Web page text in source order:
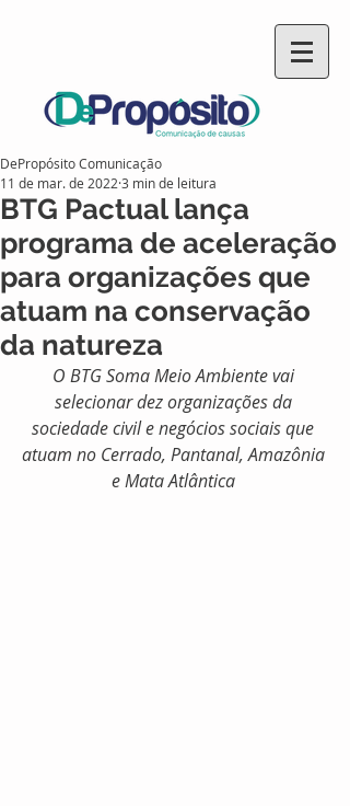
BTG Pactual lança
programa de aceleração
para organizações que
atuam na conservação
da natureza
DePropósito Comunicação
11 de mar. de 2022 3 min de leitura
O BTG Soma Meio Ambiente vai
selecionar dez organizações da
sociedade civil e negócios sociais que
atuam no Cerrado, Pantanal, Amazônia
e Mata Atlântica